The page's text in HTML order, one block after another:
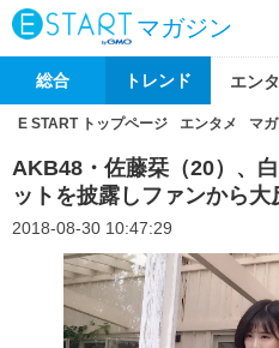
マガジン
総合 トレンド エン
E START トップページ エンタメ マ
AKB48・佐藤栞（20）、
ットを披露しファンから大
2018-08-30 10:47:29